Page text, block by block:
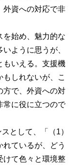
外資への対応で非
を始め、魅力的な
ように思うが、
もいえる。支援機
しれないが、こ
方で、外資への対
常に役に立つので
として、「（1）
ているが、どう
けて色々と環境整